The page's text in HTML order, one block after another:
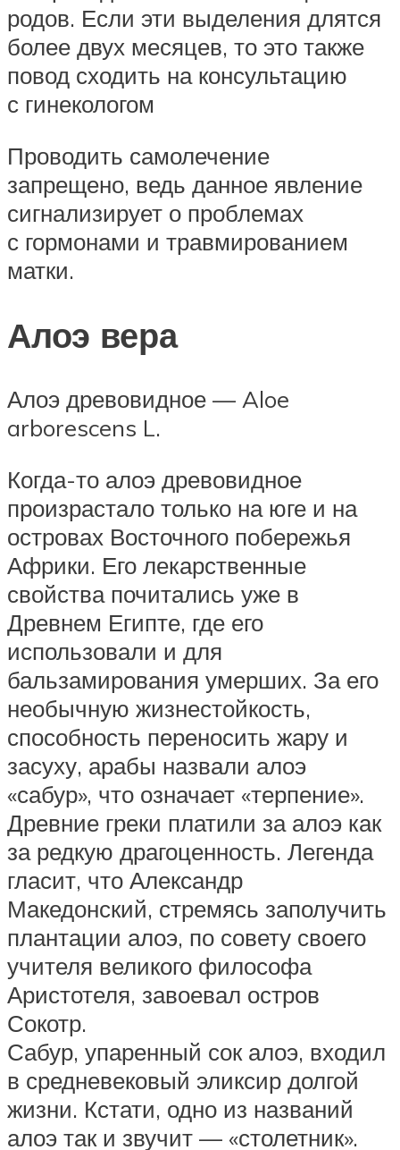
родов. Если эти выделения длятся
более двух месяцев, то это также
повод сходить на консультацию
с гинекологом
Проводить самолечение
запрещено, ведь данное явление
сигнализирует о проблемах
с гормонами и травмированием
матки.
Алоэ вера
Алоэ древовидное — Aloe
arborescens L.
Когда-то алоэ древовидное
произрастало только на юге и на
островах Восточного побережья
Африки. Его лекарственные
свойства почитались уже в
Древнем Египте, где его
использовали и для
бальзамирования умерших. За его
необычную жизнестойкость,
способность переносить жару и
засуху, арабы назвали алоэ
«сабур», что означает «терпение».
Древние греки платили за алоэ как
за редкую драгоценность. Легенда
гласит, что Александр
Македонский, стремясь заполучить
плантации алоэ, по совету своего
учителя великого философа
Аристотеля, завоевал остров
Сокотр.
Сабур, упаренный сок алоэ, входил
в средневековый эликсир долгой
жизни. Кстати, одно из названий
алоэ так и звучит — «столетник».